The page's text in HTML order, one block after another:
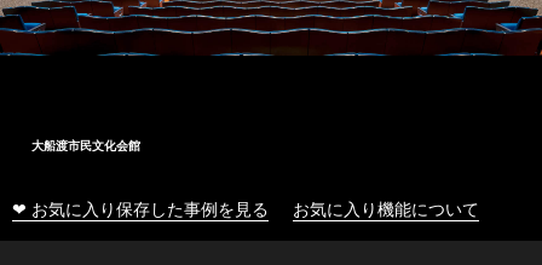
大船渡市民文化会館
❤ お気に入り保存した事例を見る お気に入り機能について